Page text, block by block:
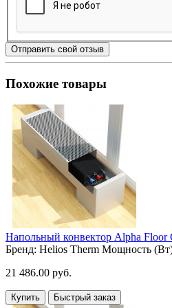
Отправить свой отзыв
Похожие товары
Напольный конвектор Alpha Floor
Бренд: Helios Therm Мощность
21 486.00 руб.
Купить Быстрый заказ